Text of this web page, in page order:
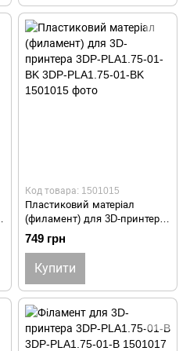
Код товара: 1501015
Пластиковий матеріал
(филамент) для 3D-принтера
3DP-PLA1.75-01-BK 3DP-
PLA1.75-01-BK
749 грн
Купити